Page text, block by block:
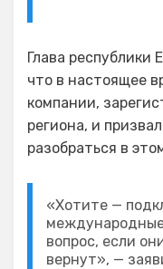
Глава республики
что в настоящее
компании,
региона, и
разобраться в
«Хотите —
вопрос, если
вернут», —